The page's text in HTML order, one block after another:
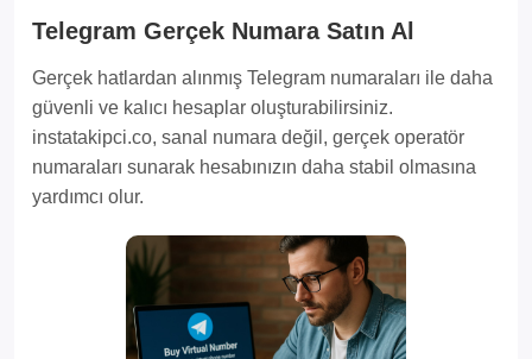
Telegram Gerçek Numara Satın Al
Gerçek hatlardan alınmış Telegram numaraları ile daha
güvenli ve kalıcı hesaplar oluşturabilirsiniz.
instatakipci.co, sanal numara değil, gerçek operatör
numaraları sunarak hesabınızın daha stabil olmasına
yardımcı olur.